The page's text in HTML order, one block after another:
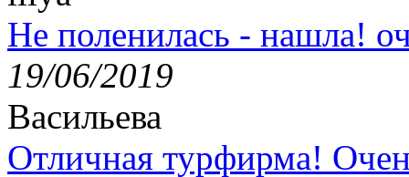
Не поленилась - нашла!
19/06/2019
Васильева
Отличная турфирма!